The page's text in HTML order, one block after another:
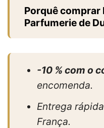
Porquê comprar
Parfumerie de
-10 % com o
encomenda.
Entrega
França.